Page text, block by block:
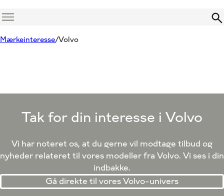
Menu
Mærkeinteresse Volvo
Tak for din interesse i Volvo
Vi har noteret os, at du gerne vil modtage tilbud og
nyheder relateret til vores modeller fra Volvo. Vi ses i din
indbakke.
Gå direkte til vores Volvo-univers